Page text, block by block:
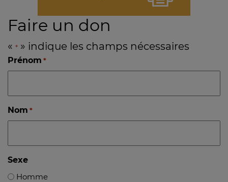
Faire un don
« * » indique les champs nécessaires
Prénom *
Nom *
Sexe
Homme